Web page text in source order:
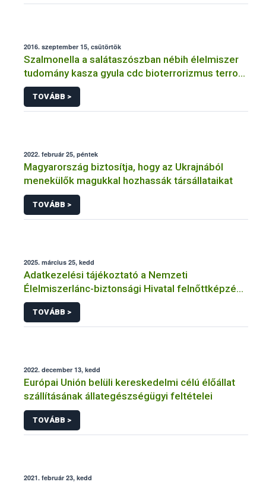
2016. szeptember 15, csütörtök
Szalmonella a salátaszószban nébih élelmiszer
tudomány kasza gyula cdc bioterrorizmus terror
lépfene
TOVÁBB >
2022. február 25, péntek
Magyarország biztosítja, hogy az Ukrajnából
menekülők magukkal hozhassák társállataikat
TOVÁBB >
2025. március 25, kedd
Adatkezelési tájékoztató a Nemzeti
Élelmiszerlánc-biztonsági Hivatal felnőttképzési
tevékenységéhez kapcsolódó adatkezeléséhez
TOVÁBB >
2022. december 13, kedd
Európai Unión belüli kereskedelmi célú élőállat
szállításának állategészségügyi feltételei
TOVÁBB >
2021. február 23, kedd